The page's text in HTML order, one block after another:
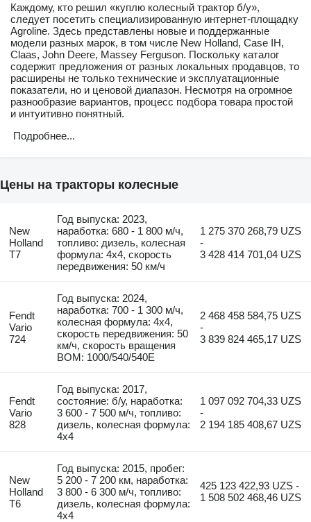
Каждому, кто решил «куплю колесный трактор б/у»,
следует посетить специализированную интернет-площадку
Agroline. Здесь представлены новые и поддержанные
модели разных марок, в том числе New Holland, Case IH,
Claas, John Deere, Massey Ferguson. Поскольку каталог
содержит предложения от разных локальных продавцов, то
расширены не только технические и эксплуатационные
показатели, но и ценовой диапазон. Несмотря на огромное
разнообразие вариантов, процесс подбора товара простой
и интуитивно понятный.
Подробнее...
Цены на тракторы колесные
New
Holland
T7
Год выпуска: 2023,
наработка: 680 - 1 800 м/ч,
топливо: дизель, колесная
формула: 4x4, скорость
передвижения: 50 км/ч
1 275 370 268,79 UZS
-
3 428 414 701,04 UZS
Fendt
Vario
724
Год выпуска: 2024,
наработка: 700 - 1 300 м/ч,
колесная формула: 4x4,
скорость передвижения: 50
км/ч, скорость вращения
ВОМ: 1000/540/540E
2 468 458 584,75 UZS
-
3 839 824 465,17 UZS
Fendt
Vario
828
Год выпуска: 2017,
состояние: б/у, наработка:
3 600 - 7 500 м/ч, топливо:
дизель, колесная формула:
4x4
1 097 092 704,33 UZS
-
2 194 185 408,67 UZS
New
Holland
T6
Год выпуска: 2015, пробег:
5 200 - 7 200 км, наработка:
3 800 - 6 300 м/ч, топливо:
дизель, колесная формула:
4x4
425 123 422,93 UZS -
1 508 502 468,46 UZS